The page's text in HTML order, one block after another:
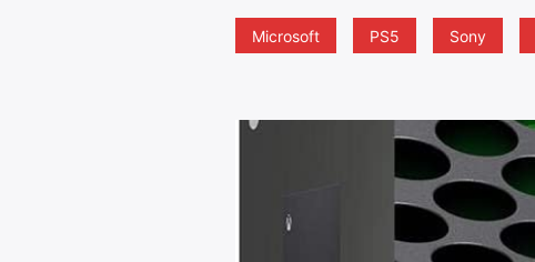
Microsoft PS5 Sony